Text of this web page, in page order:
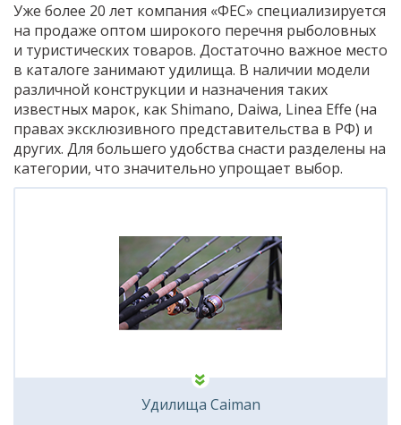
Уже более 20 лет компания «ФЕС» специализируется
на продаже оптом широкого перечня рыболовных
и туристических товаров. Достаточно важное место
в каталоге занимают удилища. В наличии модели
различной конструкции и назначения таких
известных марок, как Shimano, Daiwa, Linea Effe (на
правах эксклюзивного представительства в РФ) и
других. Для большего удобства снасти разделены на
категории, что значительно упрощает выбор.
Удилища Caiman